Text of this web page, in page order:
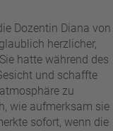
Dozentin Diana von
herzlicher,
hatte während des
und schaffte
zu
wie aufmerksam sie
sofort, wenn die